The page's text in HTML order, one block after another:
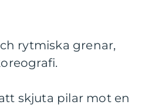
rytmiska grenar,
skjuta pilar mot en